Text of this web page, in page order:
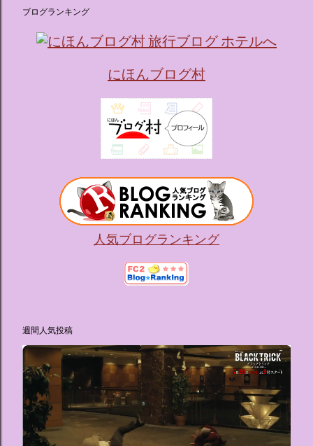
ブログランキング
にほんブログ村
人気ブログランキング
週間人気投稿